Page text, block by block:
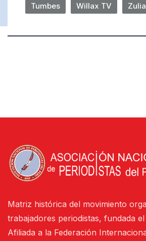
Tumbes Willax TV
Matriz histórica del movimiento
trabajadores periodistas, fundada el
Afiliada a la Federación